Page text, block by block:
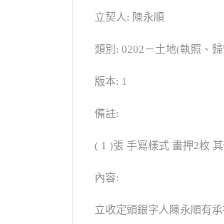
立契人: 陳永順
類別: 0202－土地(執照、
版本: 1
備註:
( 1 )張 手寫樣式 畫押2枚
內容:
立收定頭銀字人陳永順有